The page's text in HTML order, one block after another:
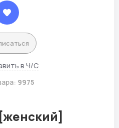
в Ч/С
9975
[женский]